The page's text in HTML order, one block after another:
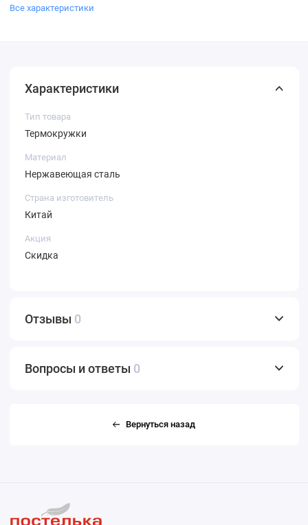
Все характеристики
Характеристики
Тип товара
Термокружки
Материал
Нержавеющая сталь
Страна изготовитель
Китай
Акция
Скидка
Отзывы 0
Вопросы и ответы 0
Вернуться назад